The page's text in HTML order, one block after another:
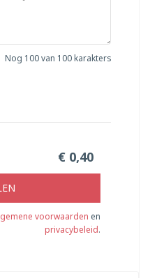
Nog 100van 100 karakters
€ 0,40
voorwaarden en
privacybeleid.